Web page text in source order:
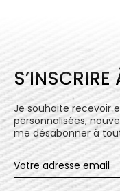
S’INSCRIRE
Je souhaite recevoir
personnalisées,
me désabonner à